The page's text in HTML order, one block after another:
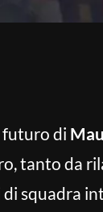
futuro di
tanto da
squadra